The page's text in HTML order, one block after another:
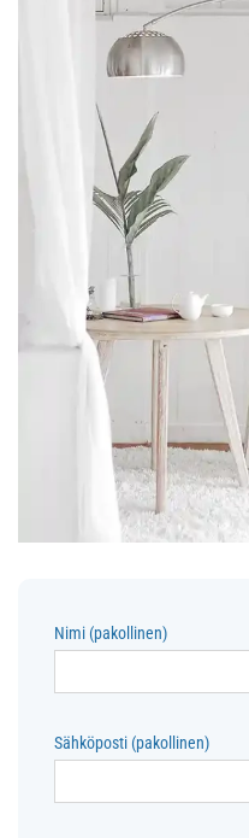
Nimi (pakollinen)
Sähköposti (pakollinen)